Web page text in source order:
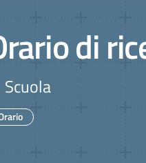
di
Scuola